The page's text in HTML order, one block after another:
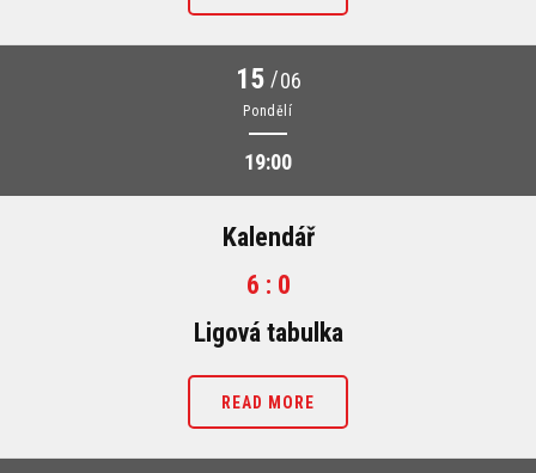
15 /06
Pondělí
19:00
Kalendář
6 : 0
Ligová tabulka
READ MORE